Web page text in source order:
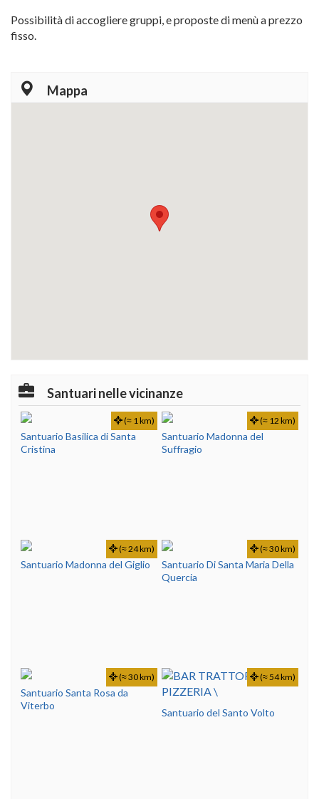
Possibilità di accogliere gruppi, e proposte di menù a prezzo
fisso.
Mappa
Santuari nelle vicinanze
Santuario Basilica di Santa
Cristina
(≈ 1 km)
Santuario Madonna del
Suffragio
(≈ 12 km)
Santuario Madonna del Giglio
(≈ 24 km)
Santuario Di Santa Maria Della
Quercia
(≈ 30 km)
Santuario Santa Rosa da
Viterbo
(≈ 30 km)
Santuario del Santo Volto
(≈ 54 km)